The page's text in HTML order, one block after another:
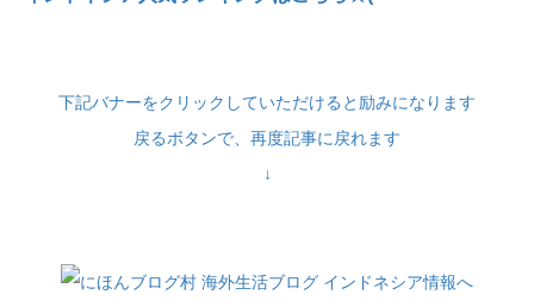
下記バナーをクリックしていただけると励みになります
戻るボタンで、再度記事に戻れます
↓